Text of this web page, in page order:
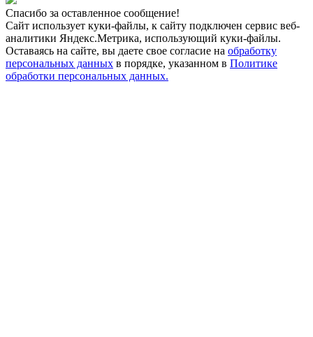
Спасибо за оставленное сообщение!
Сайт использует куки-файлы, к сайту подключен сервис веб-
аналитики Яндекс.Метрика, использующий куки-файлы.
Оставаясь на сайте, вы даете свое согласие на обработку
персональных данных в порядке, указанном в Политике
обработки персональных данных.